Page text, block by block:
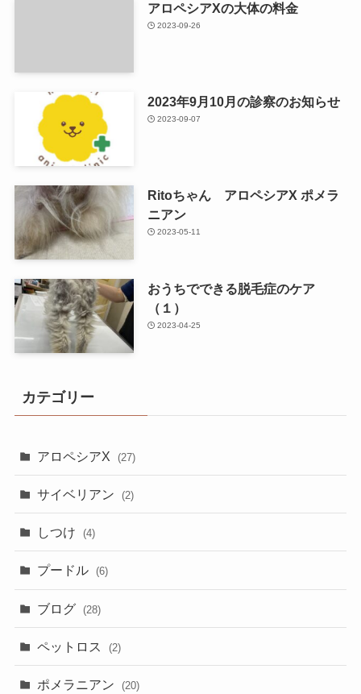
アロペシアXの大体の料金
2023-09-26
2023年9月10月の診察のお知らせ
2023-09-07
Ritoちゃん アロペシアX ポメラ
ニアン
2023-05-11
おうちでできる脱毛症のケア
（１）
2023-04-25
カテゴリー
アロペシアX (27)
サイベリアン (2)
しつけ (4)
プードル (6)
ブログ (28)
ペットロス (2)
ポメラニアン (20)